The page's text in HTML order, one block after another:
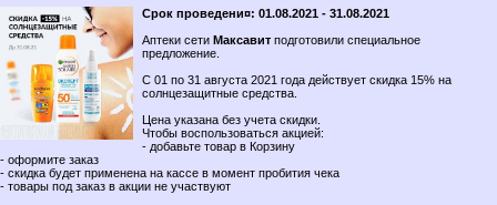
Срок проведени¤: 01.08.2021 - 31.08.2021
Аптеки сети Максавит подготовили специальное
предложение.
С 01 по 31 августа 2021 года действует скидка 15% на
солнцезащитные средства.
Цена указана без учета скидки.
Чтобы воспользоваться акцией:
- добавьте товар в Корзину
- оформите заказ
- скидка будет применена на кассе в момент пробития чека
- товары под заказ в акции не участвуют